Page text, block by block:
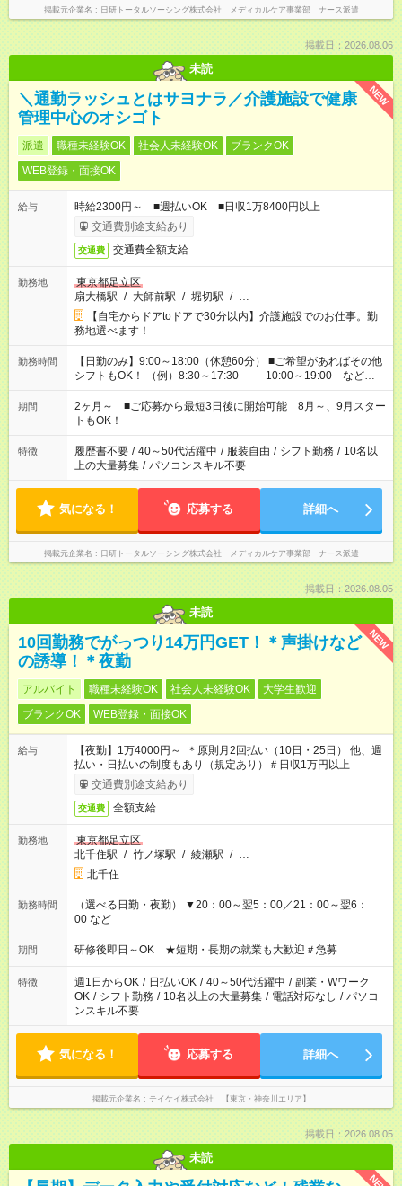
掲載元企業名 日研トータルソーシング株式会社 メディカルケア事業部 ナース派遣
掲載日：2026.08.06
未読
NEW
＼通勤ラッシュとはサヨナラ／介護施設で健康
管理中心のオシゴト
派遣 職種未経験OK 社会人未経験OK
ブランクOK
WEB登録・面接OK
給与
時給2300円～ ■週払いOK ■日収1万8400円以上
交通費別途支給あり
交通費 交通費全額支給
勤務地
東京都足立区
扇大橋駅 / 大師前駅 / 堀切駅 / …
【自宅からドアtoドアで30分以内】介護施設でのお仕事。勤
務地選べます！
勤務時間
【日勤のみ】9:00～18:00（休憩60分） ■ご希望があればその他
シフトもOK！ （例）8:30～17:30 10:00～19:00 など
「家族とお休みを合わせたい」 「余裕を持って夕飯の準備がし
たい」 「できれば残業はしたくない」 など、ご希望があれば教
えてくださいね。 ※Wワーク希望の方へ 今ご覧のお仕事で希望
する勤務時間と、もう1つのお仕事の勤務時間。 合計で週40時
間を超える場合は応募できません
期間
2ヶ月～ ■ご応募から最短3日後に開始可能 8月～、9月スター
トもOK！
特徴 履歴書不要 / 40～50代活躍中 / 服装自由 / シフト勤務 / 10名以
上の大量募集 / パソコンスキル不要
気になる！ 応募する 詳細へ
掲載元企業名 日研トータルソーシング株式会社 メディカルケア事業部 ナース派遣
掲載日：2026.08.05
未読
NEW
10回勤務でがっつり14万円GET！＊声掛けなど
の誘導！＊夜勤
アルバイト 職種未経験OK 社会人未経験OK
大学生歓迎
ブランクOK
WEB登録・面接OK
給与
【夜勤】1万4000円～ ＊原則月2回払い（10日・25日） 他、週
払い・日払いの制度もあり（規定あり）＃日収1万円以上
交通費別途支給あり
交通費 全額支給
勤務地
東京都足立区
北千住駅 / 竹ノ塚駅 / 綾瀬駅 / …
北千住
勤務時間
（選べる日勤・夜勤） ▼20：00～翌5：00／21：00～翌6：
00 など
期間 研修後即日～OK ★短期・長期の就業も大歓迎＃急募
特徴 週1日からOK / 日払いOK / 40～50代活躍中 / 副業・Wワーク
OK / シフト勤務 / 10名以上の大量募集 / 電話対応なし / パソコ
ンスキル不要
気になる！ 応募する 詳細へ
掲載元企業名 テイケイ株式会社 【東京・神奈川エリア】
掲載日：2026.08.05
未読